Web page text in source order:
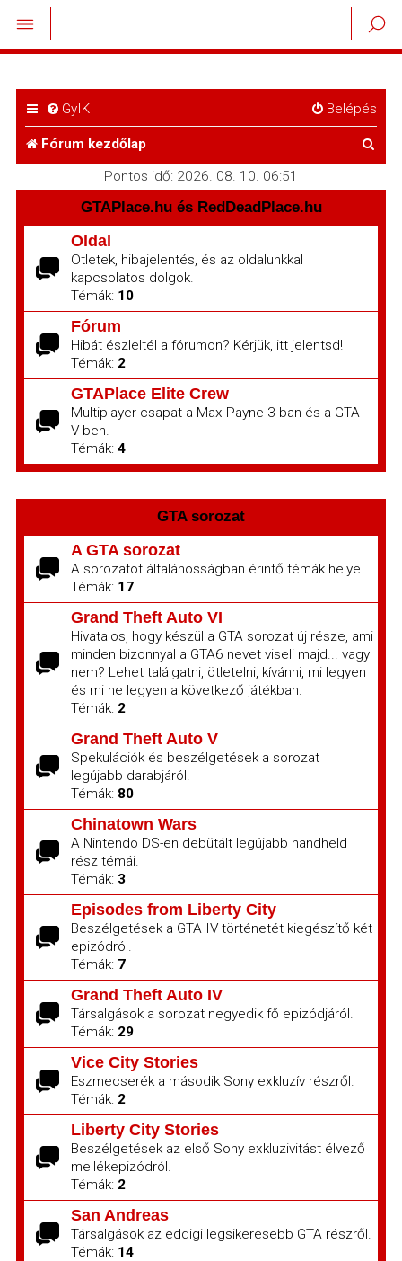
GyIK Belépés
Fórum kezdőlap
e
Pontos idő: 2026. 08. 10. 06:51
GTAPlace.hu és RedDeadPlace.hu
Oldal
Ötletek, hibajelentés, és az oldalunkkal
kapcsolatos dolgok.
Témák: 10
Fórum
Hibát észleltél a fórumon? Kérjük, itt jelentsd!
Témák: 2
GTAPlace Elite Crew
Multiplayer csapat a Max Payne 3-ban és a GTA
V-ben.
Témák: 4
GTA sorozat
A GTA sorozat
A sorozatot általánosságban érintő témák helye.
Témák: 17
Grand Theft Auto VI
Hivatalos, hogy készül a GTA sorozat új része, ami
minden bizonnyal a GTA6 nevet viseli majd... vagy
nem? Lehet találgatni, ötletelni, kívánni, mi legyen
és mi ne legyen a következő játékban.
Témák: 2
Grand Theft Auto V
Spekulációk és beszélgetések a sorozat
legújabb darabjáról.
Témák: 80
Chinatown Wars
A Nintendo DS-en debütált legújabb handheld
rész témái.
Témák: 3
Episodes from Liberty City
Beszélgetések a GTA IV történetét kiegészítő két
epizódról.
Témák: 7
Grand Theft Auto IV
Társalgások a sorozat negyedik fő epizódjáról.
Témák: 29
Vice City Stories
Eszmecserék a második Sony exkluzív részről.
Témák: 2
Liberty City Stories
Beszélgetések az első Sony exkluzivitást élvező
mellékepizódról.
Témák: 2
San Andreas
Társalgások az eddigi legsikeresebb GTA részről.
Témák: 14